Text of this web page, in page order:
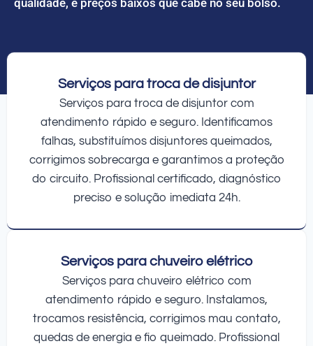
Serviços para troca de disjuntor
Serviços para troca de disjuntor com
atendimento rápido e seguro. Identificamos
falhas, substituímos disjuntores queimados,
corrigimos sobrecarga e garantimos a proteção
do circuito. Profissional certificado, diagnóstico
preciso e solução imediata 24h.
Serviços para chuveiro elétrico
Serviços para chuveiro elétrico com
atendimento rápido e seguro. Instalamos,
trocamos resistência, corrigimos mau contato,
quedas de energia e fio queimado. Profissional